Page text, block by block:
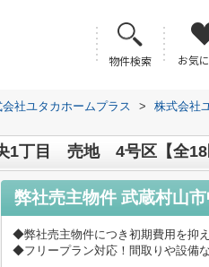
物件検索 お気
社ユタカホームプラス > 株式会社
1丁目 売地 4号区【全18
弊社売主物件 武蔵村山
◆弊社売主物件につき初期費用を抑
◆フリープラン対応！間取りや設備